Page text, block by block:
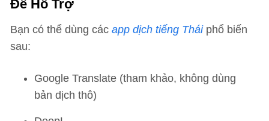
Để Hỗ Trợ
Bạn có thể dùng các app dịch tiếng Tháiphổ biến
sau:
Google Translate (tham khảo, không dùng
bản dịch thô)